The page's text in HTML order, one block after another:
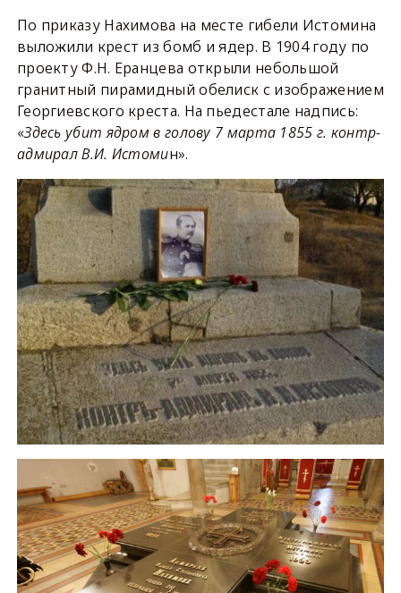
По приказу Нахимова на месте гибели Истомина
выложили крест из бомб и ядер. В 1904 году по
проекту Ф.Н. Еранцева открыли небольшой
гранитный пирамидный обелиск с изображением
Георгиевского креста. На пьедестале надпись:
«Здесь убит ядром в голову 7 марта 1855 г. контр-
адмирал В.И. Истомин».